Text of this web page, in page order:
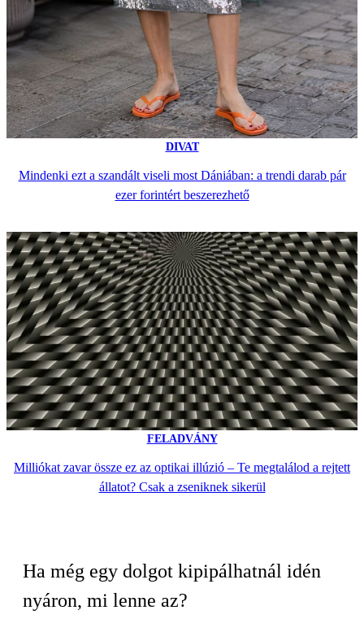
DIVAT
Mindenki ezt a szandált viseli most Dániában: a trendi darab pár
ezer forintért beszerezhető
FELADVÁNY
Milliókat zavar össze ez az optikai illúzió – Te megtalálod a rejtett
állatot? Csak a zseniknek sikerül
Ha még egy dolgot kipipálhatnál idén
nyáron, mi lenne az?